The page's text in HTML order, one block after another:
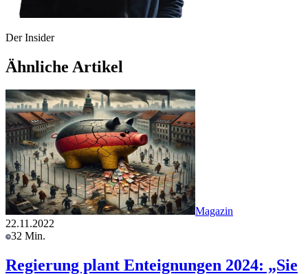
Der Insider
Ähnliche Artikel
Magazin
22.11.2022
32 Min.
Regierung plant Enteignungen 2024: „Sie